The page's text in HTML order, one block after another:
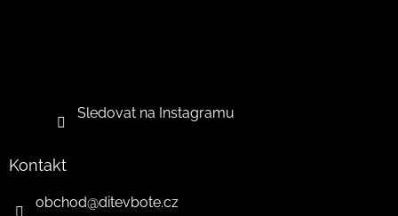
Sledovat na Instagramu
Kontakt
obchod@ditevbote.cz